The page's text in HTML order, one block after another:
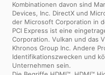
Kombinationen davon sind
Devices, Inc. DirectX und
der Microsoft Corporation in
PCI Express ist eine
Corporation. Vulkan und das
Khronos Group Inc. Andere
Identifikationszwecken und
Unternehmen sein.